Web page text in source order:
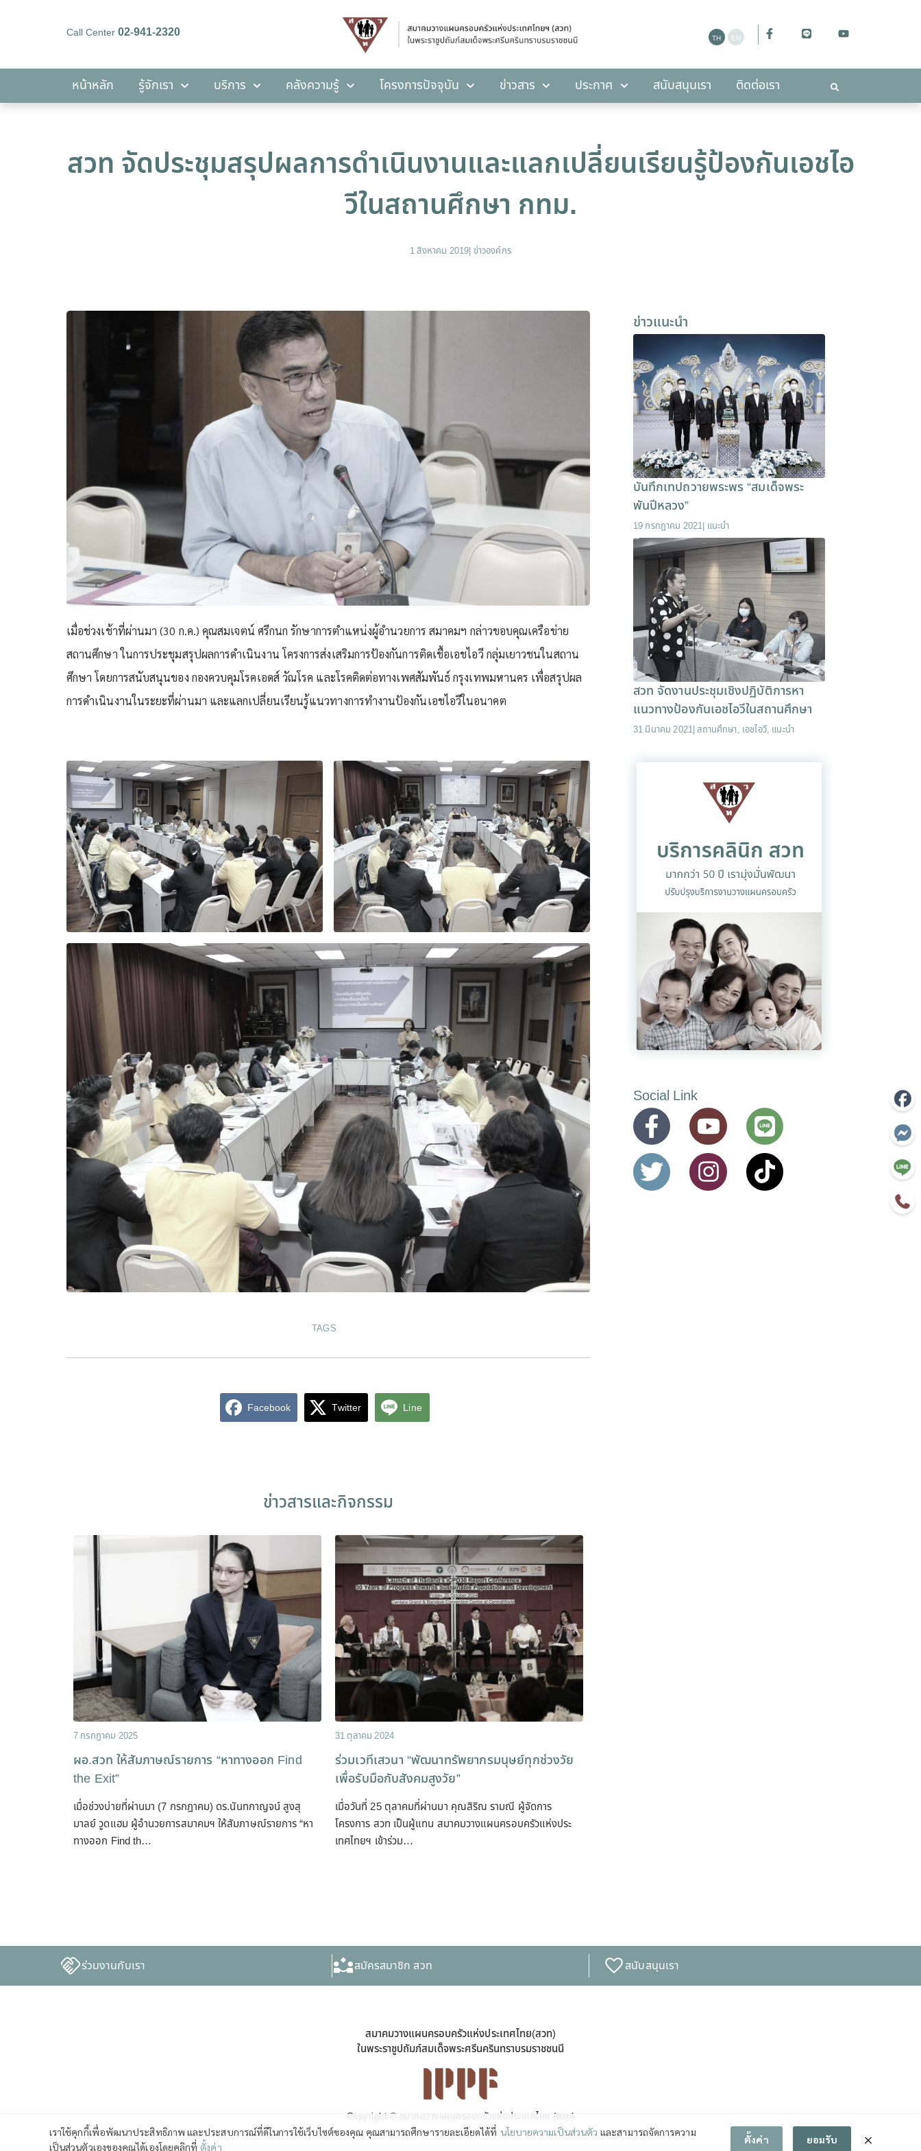
Call Center02-941-2320
หน้าหลัก รู้จักเรา บริการ คลังความรู้ โครงการปัจจุบัน ข่าวสาร ประกาศ สนับสนุนเรา ติดต่อเรา
คลังความรู้ โครงการปัจจุบัน สนับสนุนเรา
สวท จัดประชุมสรุปผลการดำเนินงานและแลกเปลี่ยนเรียนรู้ป้องกันเอชไอ
วีในสถานศึกษา กทม.
1 สิงหาคม 2019| ข่าวองค์กร
เมื่อช่วงเช้าที่ผ่านมา (30 ก.ค.) คุณสมเจตน์ ศรีกนก รักษาการตำแหน่งผู้อำนวยการ สมาคมฯ กล่าวขอบคุณเครือข่าย
สถานศึกษา ในการประชุมสรุปผลการดำเนินงาน โครงการส่งเสริมการป้องกันการติดเชื้อเอชไอวี กลุ่มเยาวชนในสถาน
ศึกษา โดยการสนับสนุนของ กองควบคุมโรคเอดส์ วัณโรค และโรคติดต่อทางเพศสัมพันธ์ กรุงเทพมหานคร เพื่อสรุปผล
การดำเนินงานในระยะที่ผ่านมา และแลกเปลี่ยนเรียนรู้แนวทางการทำงานป้องกันเอชไอวีในอนาคต
TAGS
Facebook Twitter Line
ข่าวสารและกิจกรรม
7 กรกฎาคม 2025
ผอ.สวท ให้สัมภาษณ์รายการ “หาทางออก Find
the Exit”
เมื่อช่วงบ่ายที่ผ่านมา (7 กรกฎาคม) ดร.นันทกาญจน์ สูงสุ
มาลย์ วูดแฮม ผู้อำนวยการสมาคมฯ ให้สัมภาษณ์รายการ “หา
ทางออก Find th…
31 ตุลาคม 2024
ร่วมเวทีเสวนา “พัฒนาทรัพยากรมนุษย์ทุกช่วงวัย
เพื่อรับมือกับสังคมสูงวัย”
เมื่อวันที่ 25 ตุลาคมที่ผ่านมา คุณสิริณ รามณี ผู้จัดการ
โครงการ สวท เป็นผู้แทน สมาคมวางแผนครอบครัวแห่งประ
เทศไทยฯ เข้าร่วม…
ข่าวแนะนำ
บันทึกเทปถวายพระพร “สมเด็จพระ
พันปีหลวง”
19 กรกฎาคม 2021| แนะนำ
สวท จัดงานประชุมเชิงปฏิบัติการหา
แนวทางป้องกันเอชไอวีในสถานศึกษา
31 มีนาคม 2021|สถานศึกษา, เอชไอวี, แนะนำ
Social Link
ร่วมงานกับเรา สมัครสมาชิก สวท สนับสนุนเรา
สมาคมวางแผนครอบครัวแห่งประเทศไทย(สวท)
ในพระราชูปถัมภ์สมเด็จพระศรีนครินทราบรมราชชนนี
Copyright © สมาคมวางแผนครอบครัวแห่งประเทศไทย (สวท)
เราใช้คุกกี้เพื่อพัฒนาประสิทธิภาพ และประสบการณ์ที่ดีในการใช้เว็บไซต์ของคุณ คุณสามารถศึกษารายละเอียดได้ที่ นโยบายความเป็นส่วนตัว และสามารถจัดการความ
เป็นส่วนตัวเองของคุณได้เองโดยคลิกที่ ตั้งค่า
ตั้งค่า ยอมรับ